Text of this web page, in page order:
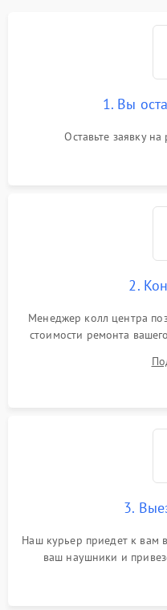
1. Вы
Оставьте заявку
2.
Менеджер колл центра
стоимости ремонта
3.
Наш курьер приедет к вам
ваш наушники и